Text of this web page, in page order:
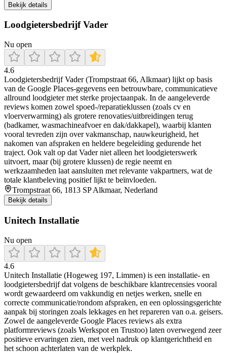
Bekijk details
Loodgietersbedrijf Vader
Nu open
4.6
Loodgietersbedrijf Vader (Trompstraat 66, Alkmaar) lijkt op basis
van de Google Places-gegevens een betrouwbare, communicatieve
allround loodgieter met sterke projectaanpak. In de aangeleverde
reviews komen zowel spoed-/reparatieklussen (zoals cv en
vloerverwarming) als grotere renovaties/uitbreidingen terug
(badkamer, wasmachineafvoer en dak/dakkapel), waarbij klanten
vooral tevreden zijn over vakmanschap, nauwkeurigheid, het
nakomen van afspraken en heldere begeleiding gedurende het
traject. Ook valt op dat Vader niet alleen het loodgieterswerk
uitvoert, maar (bij grotere klussen) de regie neemt en
werkzaamheden laat aansluiten met relevante vakpartners, wat de
totale klantbeleving positief lijkt te beïnvloeden.
Trompstraat 66, 1813 SP Alkmaar, Nederland
Bekijk details
Unitech Installatie
Nu open
4.6
Unitech Installatie (Hogeweg 197, Limmen) is een installatie- en
loodgietersbedrijf dat volgens de beschikbare klantrecensies vooral
wordt gewaardeerd om vakkundig en netjes werken, snelle en
correcte communicatie/rondom afspraken, en een oplossingsgerichte
aanpak bij storingen zoals lekkages en het repareren van o.a. geisers.
Zowel de aangeleverde Google Places reviews als extra
platformreviews (zoals Werkspot en Trustoo) laten overwegend zeer
positieve ervaringen zien, met veel nadruk op klantgerichtheid en
het schoon achterlaten van de werkplek.